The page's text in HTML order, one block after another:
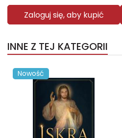
Zaloguj się, aby kupić
INNE Z TEJ KATEGORII
Nowość